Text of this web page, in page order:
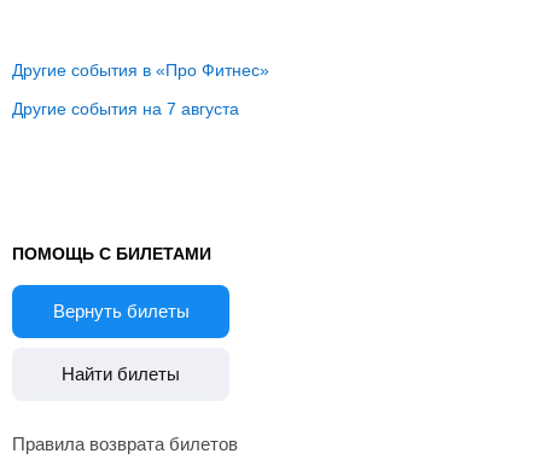
Другие события в «Про Фитнес»
Другие события на 7 августа
ПОМОЩЬ С БИЛЕТАМИ
Вернуть билеты
Найти билеты
Правила возврата билетов